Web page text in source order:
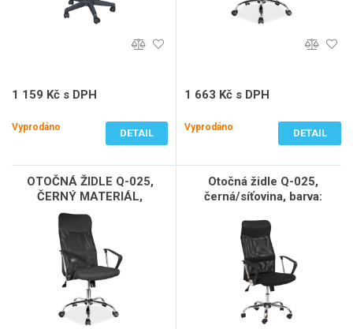
1 159 Kč s DPH
Vyprodáno
DETAIL
1 663 Kč s DPH
Vyprodáno
DETAIL
OTOČNÁ ŽIDLE Q-025,
ČERNÝ MATERIÁL,
Otočná židle Q-025,
černá/síťovina, barva: